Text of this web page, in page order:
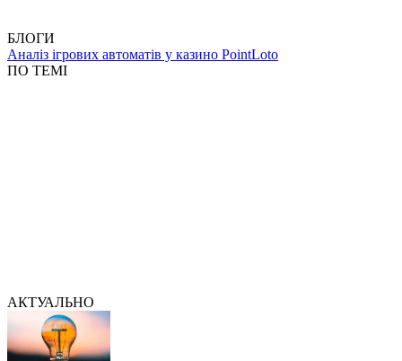
БЛОГИ
Аналіз ігрових автоматів у казино PointLoto
ПО ТЕМІ
АКТУАЛЬНО